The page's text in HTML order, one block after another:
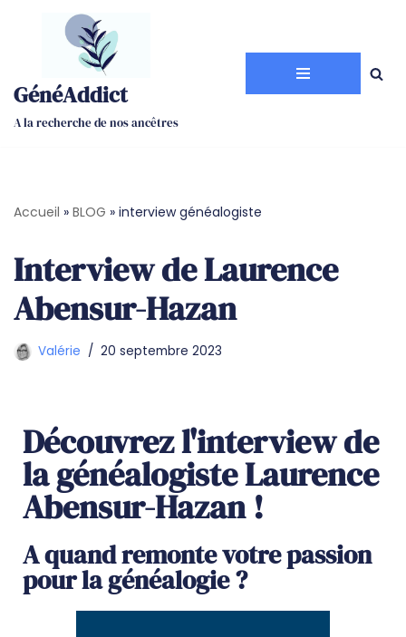
contenu
GénéAddict
A la recherche de nos ancêtres
Accueil » BLOG » interview généalogiste
Interview de Laurence
Abensur-Hazan
Valérie 20 septembre 2023
Découvrez l'interview de
la généalogiste Laurence
Abensur-Hazan !
A quand remonte votre passion
pour la généalogie ?